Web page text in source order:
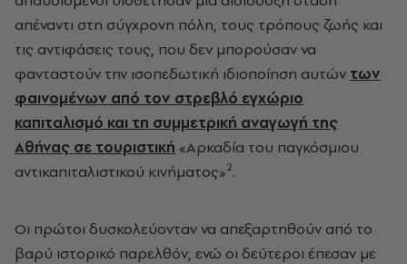
απέναντι στη σύγχρονη πόλη, τους τρόπους ζωής και
τις αντιφάσεις τους, που δεν μπορούσαν να
φανταστούν την ισοπεδωτική ιδιοποίηση αυτών των
φαινομένων από τον στρεβλό εγχώριο
καπιταλισμό και τη συμμετρική αναγωγή της
Αθήνας σε τουριστική «Αρκαδία του παγκόσμιου
αντικαπιταλιστικού κινήματος»2.
Οι πρώτοι δυσκολεύονταν να απεξαρτηθούν από το
βαρύ ιστορικό παρελθόν, ενώ οι δεύτεροι έπεσαν με